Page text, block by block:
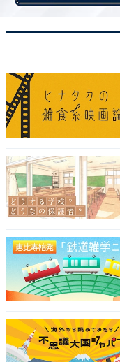
A post shared
1位は、星野源さん
に放送された人気
（TBS系）での共演
婚を発表。
ドラマで夫婦役を演
きと祝福の声があふ
『星野源のオールナ
は結婚生活の様子が
たりなど、夫婦仲
愛知県）、「ほん
ら」（20代女性／愛